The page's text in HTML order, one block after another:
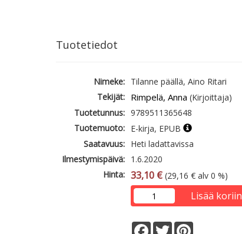
Tuotetiedot
Nimeke: Tilanne päällä, Aino Ritari
Tekijät: Rimpelä, Anna (Kirjoittaja)
Tuotetunnus: 9789511365648
Tuotemuoto: E-kirja, EPUB
Saatavuus: Heti ladattavissa
Ilmestymispäivä: 1.6.2020
Hinta: 33,10 € (29,16 € alv 0 %)
Lisää koriin
Facebook
Twitter